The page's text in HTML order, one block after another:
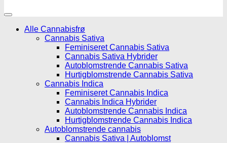
Alle Cannabisfrø
Cannabis Sativa
Feminiseret Cannabis Sativa
Cannabis Sativa Hybrider
Autoblomstrende Cannabis Sativa
Hurtigblomstrende Cannabis Sativa
Cannabis Indica
Feminiseret Cannabis Indica
Cannabis Indica Hybrider
Autoblomstrende Cannabis Indica
Hurtigblomstrende Cannabis Indica
Autoblomstrende cannabis
Cannabis Sativa | Autoblomst